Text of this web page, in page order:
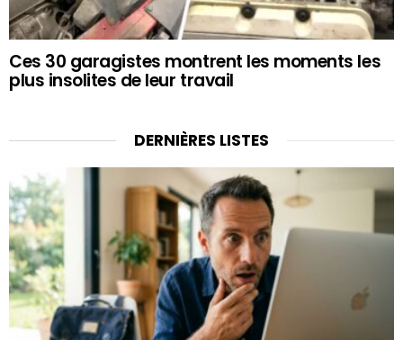
Ces 30 garagistes montrent les moments les
plus insolites de leur travail
DERNIÈRES LISTES